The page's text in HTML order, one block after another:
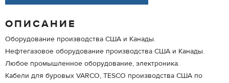
ОПИСАНИЕ
Оборудование производства США и Канады.
Нефтегазовое оборудование производства США и Канады.
Любое промышленное оборудование, электроника.
Кабели для буровых VARCO, TESCO производства США по